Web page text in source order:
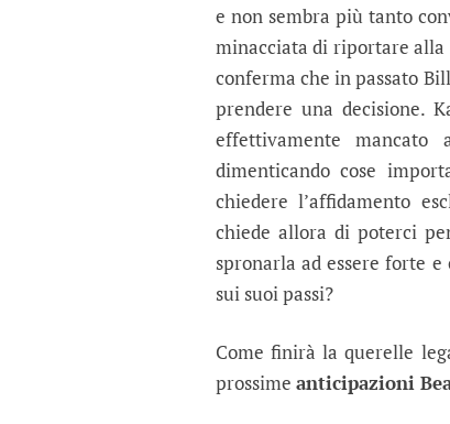
e non sembra più tanto
minacciata di riportare
conferma che in passato
prendere una decisione.
effettivamente
dimenticando cose
chiedere l’affidamento
chiede allora di poterci
spronarla ad essere forte
sui suoi passi?
Come finirà la querelle
prossime anticipazioni